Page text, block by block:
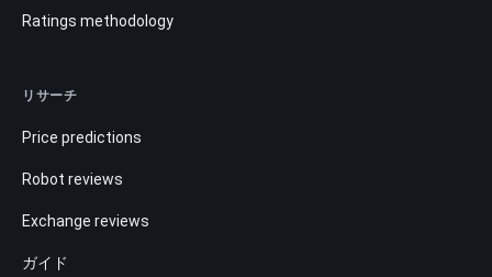
Ratings methodology
リサーチ
Price predictions
Robot reviews
Exchange reviews
ガイド